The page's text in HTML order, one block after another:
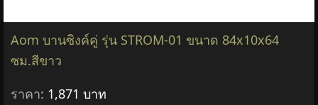
Aom บานซิงค์คู่ รุ่น STROM-01 ขนาด 84x10x64
ซม.สีขาว
ราคา: 1,871 บาท